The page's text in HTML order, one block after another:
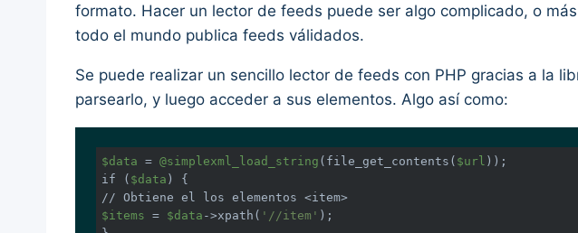
formato. Hacer un lector de feeds puede ser algo complicado, o
todo el mundo publica feeds válidados.
Se puede realizar un sencillo lector de feeds con PHP gracias a la
parsearlo, y luego acceder a sus elementos. Algo así como:
$data = @simplexml_load_string (file_get_contents( $url ));
if ( $data
//
$items = $data ->xpath( '//item' );